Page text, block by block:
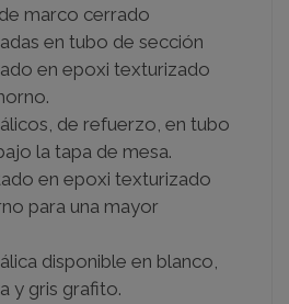
marco cerrado
en tubo de sección
en epoxi texturizado
de refuerzo, en tubo
la tapa de mesa.
en epoxi texturizado
para una mayor
disponible en blanco,
y gris grafito.